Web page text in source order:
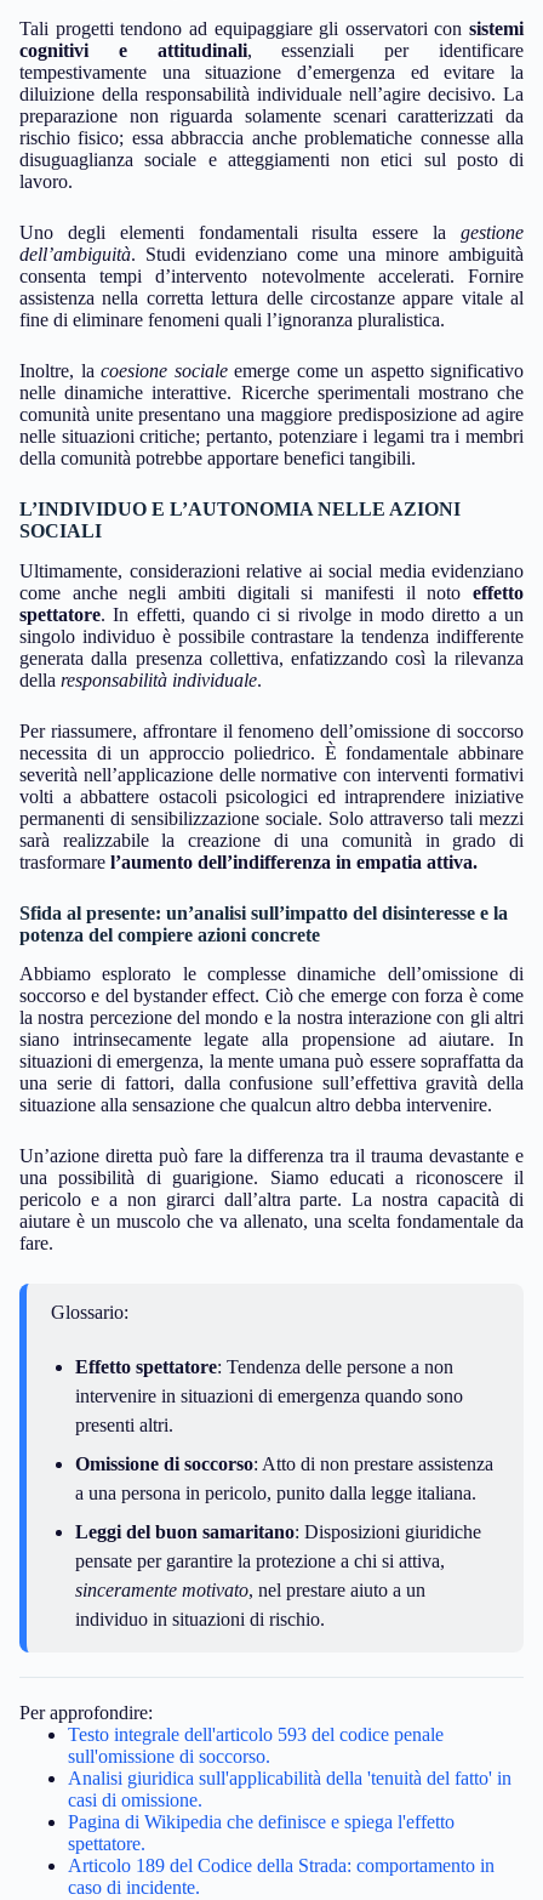
Tali progetti tendono ad equipaggiare gli osservatori con sistemi
cognitivi e attitudinali, essenziali per identificare
tempestivamente una situazione d’emergenza ed evitare la
diluizione della responsabilità individuale nell’agire decisivo. La
preparazione non riguarda solamente scenari caratterizzati da
rischio fisico; essa abbraccia anche problematiche connesse alla
disuguaglianza sociale e atteggiamenti non etici sul posto di
lavoro.
Uno degli elementi fondamentali risulta essere la gestione
dell’ambiguità. Studi evidenziano come una minore ambiguità
consenta tempi d’intervento notevolmente accelerati. Fornire
assistenza nella corretta lettura delle circostanze appare vitale al
fine di eliminare fenomeni quali l’ignoranza pluralistica.
Inoltre, la coesione socialeemerge come un aspetto significativo
nelle dinamiche interattive. Ricerche sperimentali mostrano che
comunità unite presentano una maggiore predisposizione ad agire
nelle situazioni critiche; pertanto, potenziare i legami tra i membri
della comunità potrebbe apportare benefici tangibili.
L’INDIVIDUO E L’AUTONOMIA NELLE AZIONI
SOCIALI
Ultimamente, considerazioni relative ai social media evidenziano
come anche negli ambiti digitali si manifesti il noto effetto
spettatore. In effetti, quando ci si rivolge in modo diretto a un
singolo individuo è possibile contrastare la tendenza indifferente
generata dalla presenza collettiva, enfatizzando così la rilevanza
della responsabilità individuale.
Per riassumere, affrontare il fenomeno dell’omissione di soccorso
necessita di un approccio poliedrico. È fondamentale abbinare
severità nell’applicazione delle normative con interventi formativi
volti a abbattere ostacoli psicologici ed intraprendere iniziative
permanenti di sensibilizzazione sociale. Solo attraverso tali mezzi
sarà realizzabile la creazione di una comunità in grado di
trasformare l’aumento dell’indifferenza in empatia attiva.
Sfida al presente: un’analisi sull’impatto del disinteresse e la
potenza del compiere azioni concrete
Abbiamo esplorato le complesse dinamiche dell’omissione di
soccorso e del bystander effect. Ciò che emerge con forza è come
la nostra percezione del mondo e la nostra interazione con gli altri
siano intrinsecamente legate alla propensione ad aiutare. In
situazioni di emergenza, la mente umana può essere sopraffatta da
una serie di fattori, dalla confusione sull’effettiva gravità della
situazione alla sensazione che qualcun altro debba intervenire.
Un’azione diretta può fare la differenza tra il trauma devastante e
una possibilità di guarigione. Siamo educati a riconoscere il
pericolo e a non girarci dall’altra parte. La nostra capacità di
aiutare è un muscolo che va allenato, una scelta fondamentale da
fare.
Glossario:
Effetto spettatore: Tendenza delle persone a non
intervenire in situazioni di emergenza quando sono
presenti altri.
Omissione di soccorso: Atto di non prestare assistenza
a una persona in pericolo, punito dalla legge italiana.
Leggi del buon samaritano: Disposizioni giuridiche
pensate per garantire la protezione a chi si attiva,
sinceramente motivato, nel prestare aiuto a un
individuo in situazioni di rischio.
Per approfondire:
Testo integrale dell'articolo 593 del codice penale
sull'omissione di soccorso.
Analisi giuridica sull'applicabilità della 'tenuità del fatto' in
casi di omissione.
Pagina di Wikipedia che definisce e spiega l'effetto
spettatore.
Articolo 189 del Codice della Strada: comportamento in
caso di incidente.